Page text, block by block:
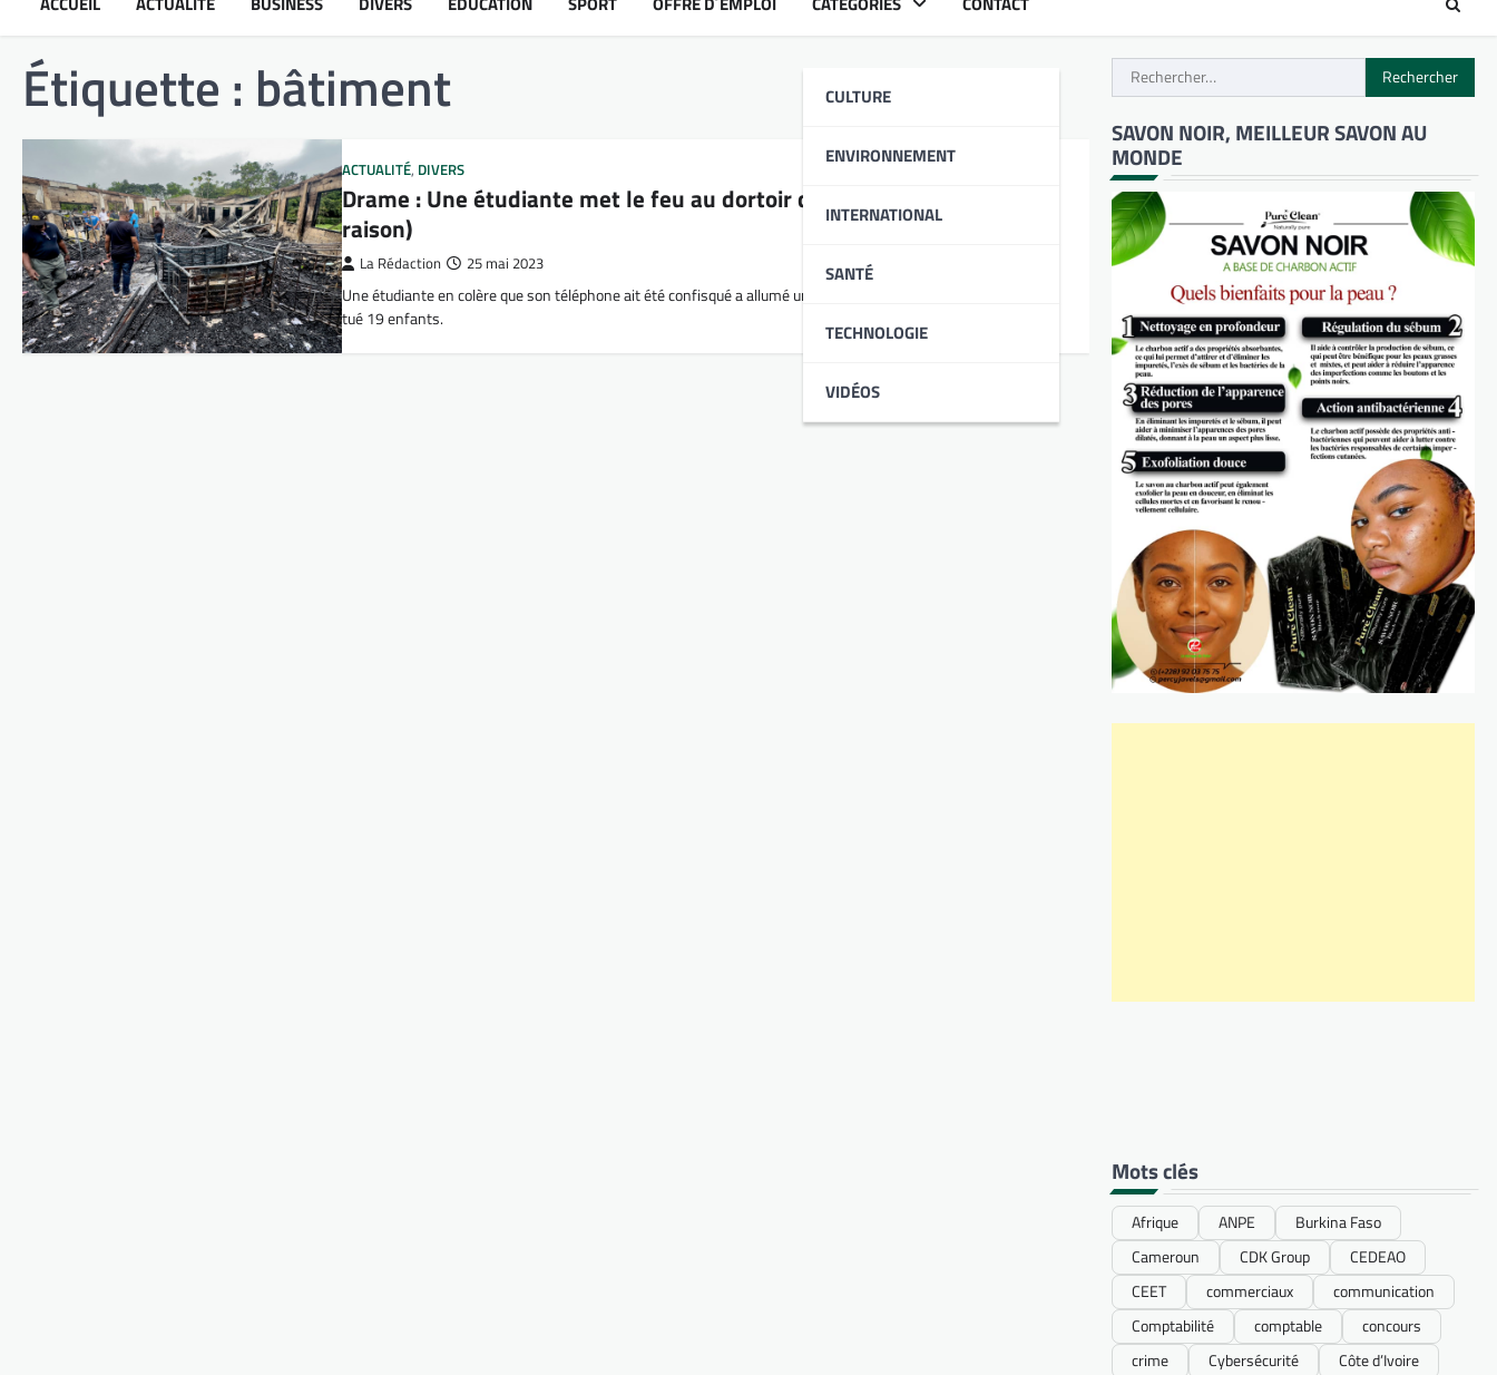
CULTURE
ENVIRONNEMENT
INTERNATIONAL
SANTÉ
TECHNOLOGIE
VIDÉOS
Étiquette : bâtiment
ACTUALITÉ, DIVERS
Drame : Une étudiante met le feu au dortoir de son école (voici la
raison)
La Rédaction 25 mai 2023
Une étudiante en colère que son téléphone ait été confisqué a allumé un incendie dans un dortoir scolaire et
tué 19 enfants.
Rechercher :
SAVON NOIR, MEILLEUR SAVON AU
MONDE
Mots clés
Afrique ANPE
Burkina Faso
Cameroun
CDK Group
CEDEAO
CEET
commerciaux
communication
Comptabilité
comptable
concours
crime
Cybersécurité
Côte d’Ivoire